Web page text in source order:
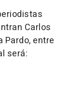
Carlos
Pardo, entre
será: